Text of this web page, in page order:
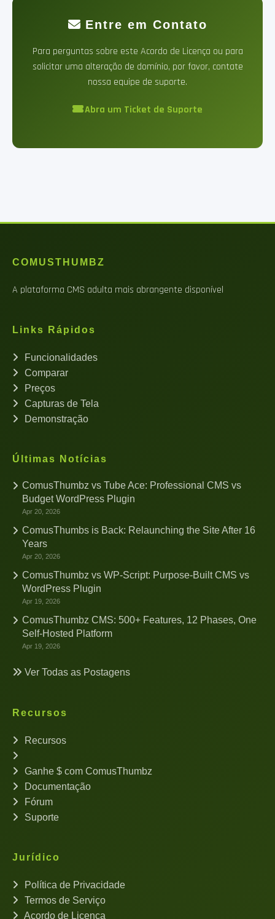
Entre em Contato
Para perguntas sobre este Acordo de Licença ou para
solicitar uma alteração de domínio, por favor, contate
nossa equipe de suporte.
Abra um Ticket de Suporte
COMUSTHUMBZ
A plataforma CMS adulta mais abrangente disponível
Links Rápidos
Funcionalidades
Comparar
Preços
Capturas de Tela
Demonstração
Últimas Notícias
ComusThumbz vs Tube Ace: Professional CMS vs
Budget WordPress Plugin
Apr 20, 2026
ComusThumbs is Back: Relaunching the Site After 16
Years
Apr 20, 2026
ComusThumbz vs WP-Script: Purpose-Built CMS vs
WordPress Plugin
Apr 19, 2026
ComusThumbz CMS: 500+ Features, 12 Phases, One
Self-Hosted Platform
Apr 19, 2026
Ver Todas as Postagens
Recursos
Recursos
Ganhe $ com ComusThumbz
Documentação
Fórum
Suporte
Jurídico
Política de Privacidade
Termos de Serviço
Acordo de Licença